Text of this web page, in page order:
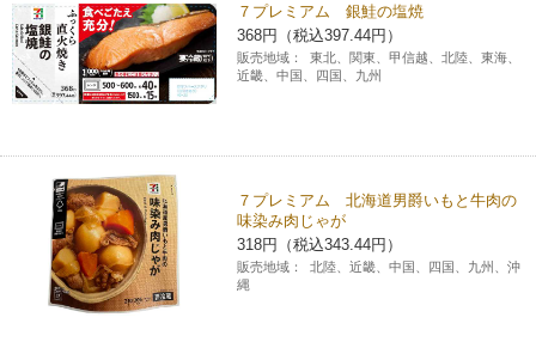
７プレミアム 銀鮭の塩焼
368円（税込397.44円）
販売地域：
東北、関東、甲信越、北陸、東海、
近畿、中国、四国、九州
７プレミアム 北海道男爵いもと牛肉の
味染み肉じゃが
318円（税込343.44円）
販売地域：
北陸、近畿、中国、四国、九州、沖
縄